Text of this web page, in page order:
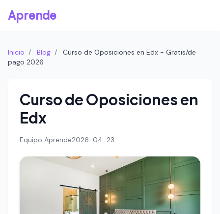
Aprende
Inicio / Blog /
Curso de Oposiciones en Edx - Gratis/de
pago 2026
Curso de Oposiciones en
Edx
Equipo Aprende2026-04-23